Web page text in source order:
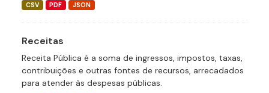
CSV PDF JSON
Receitas
Receita Pública é a soma de ingressos, impostos, taxas,
contribuições e outras fontes de recursos, arrecadados
para atender às despesas públicas.